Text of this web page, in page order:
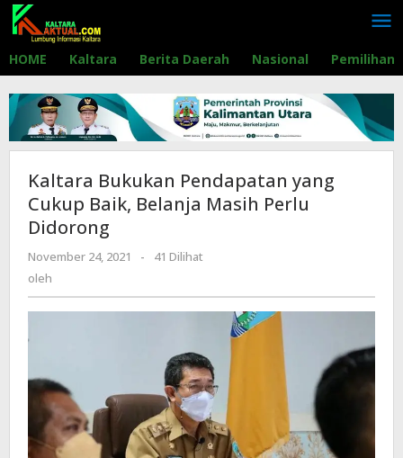
Lewati
konten
HOME Kaltara Berita Daerah Nasional Pemilihan
Kaltara Bukukan Pendapatan yang
Cukup Baik, Belanja Masih Perlu
Didorong
November 24, 2021 oleh
-
41 Dilihat
oleh